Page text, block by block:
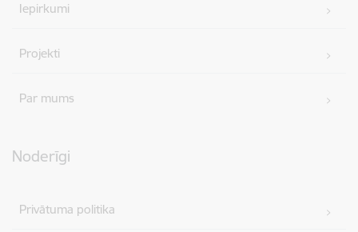
Iepirkumi
Projekti
Par mums
Noderīgi
Privātuma politika